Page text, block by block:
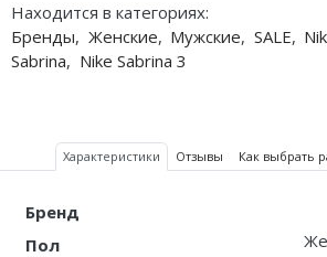
Находится в категориях:
Бренды, Женские, Мужские, SALE,
Sabrina, Nike Sabrina 3
Характеристики Отзывы Как выбрать
Бренд
Пол